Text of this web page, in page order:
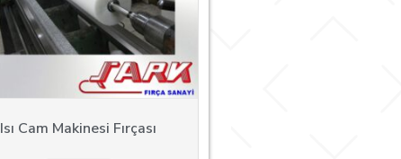
Isı Cam Makinesi Fırçası